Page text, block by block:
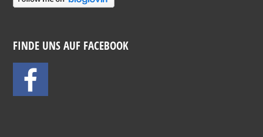
FINDE UNS AUF FACEBOOK